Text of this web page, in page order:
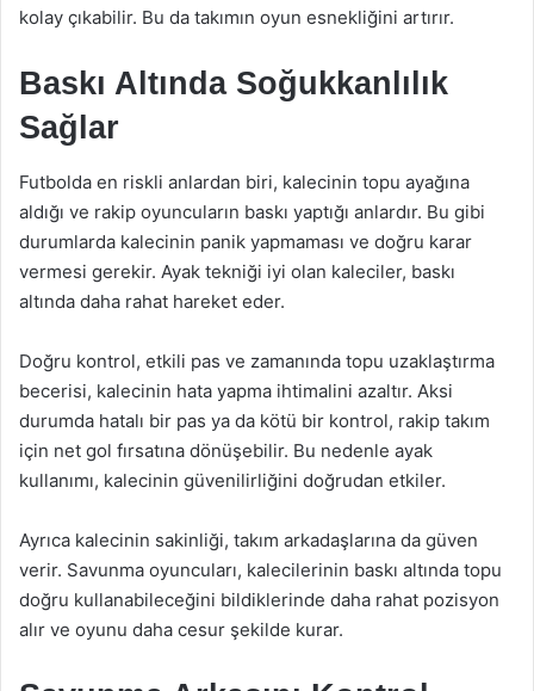
kolay çıkabilir. Bu da takımın oyun esnekliğini artırır.
Baskı Altında Soğukkanlılık
Sağlar
Futbolda en riskli anlardan biri, kalecinin topu ayağına
aldığı ve rakip oyuncuların baskı yaptığı anlardır. Bu gibi
durumlarda kalecinin panik yapmaması ve doğru karar
vermesi gerekir. Ayak tekniği iyi olan kaleciler, baskı
altında daha rahat hareket eder.
Doğru kontrol, etkili pas ve zamanında topu uzaklaştırma
becerisi, kalecinin hata yapma ihtimalini azaltır. Aksi
durumda hatalı bir pas ya da kötü bir kontrol, rakip takım
için net gol fırsatına dönüşebilir. Bu nedenle ayak
kullanımı, kalecinin güvenilirliğini doğrudan etkiler.
Ayrıca kalecinin sakinliği, takım arkadaşlarına da güven
verir. Savunma oyuncuları, kalecilerinin baskı altında topu
doğru kullanabileceğini bildiklerinde daha rahat pozisyon
alır ve oyunu daha cesur şekilde kurar.